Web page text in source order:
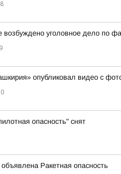
возбуждено уголовное дело по
опубликовал видео с
опасность" снят
Ракетная опасность